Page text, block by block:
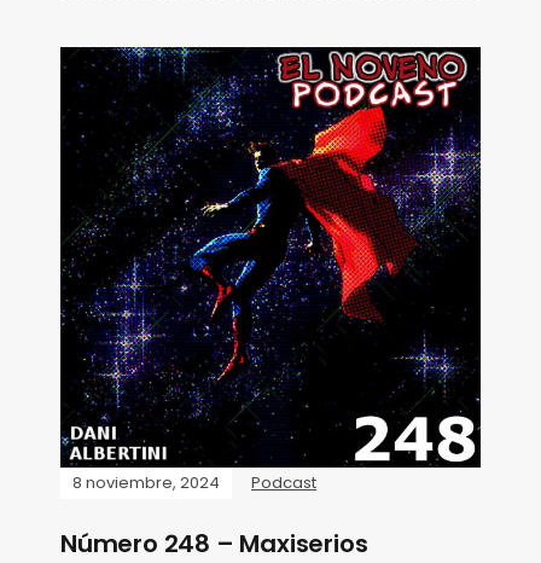
8 noviembre, 2024 Podcast
Número 248 – Maxiserios